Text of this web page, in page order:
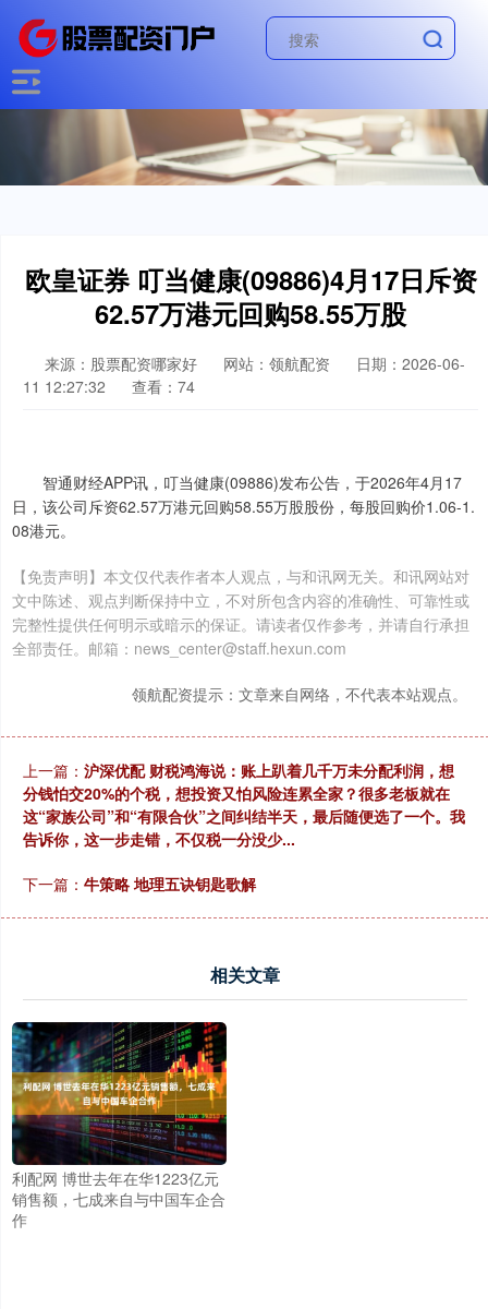
欧皇证券 叮当健康(09886)4月17日斥资
62.57万港元回购58.55万股
来源：股票配资哪家好 网站：领航配资
日期：2026-06-
11 12:27:32
查看：74
智通财经APP讯，叮当健康(09886)发布公告，于2026年4月17
日，该公司斥资62.57万港元回购58.55万股股份，每股回购价1.06-1.
08港元。
【免责声明】本文仅代表作者本人观点，与和讯网无关。和讯网站对
文中陈述、观点判断保持中立，不对所包含内容的准确性、可靠性或
完整性提供任何明示或暗示的保证。请读者仅作参考，并请自行承担
全部责任。邮箱：news_center@staff.hexun.com
领航配资提示：文章来自网络，不代表本站观点。
上一篇： 沪深优配 财税鸿海说：账上趴着几千万未分配利润，想
分钱怕交20%的个税，想投资又怕风险连累全家？很多老板就在
这“家族公司”和“有限合伙”之间纠结半天，最后随便选了一个。我
告诉你，这一步走错，不仅税一分没少...
下一篇： 牛策略 地理五诀钥匙歌解
相关文章
利配网 博世去年在华1223亿元
销售额，七成来自与中国车企合
作